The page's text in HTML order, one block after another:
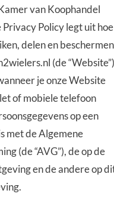
van Koophandel
Policy legt uit hoe
delen en
(de
je onze Website
of mobiele telefoon
op een
met de Algemene
(de “AVG”), de op de
en de andere op